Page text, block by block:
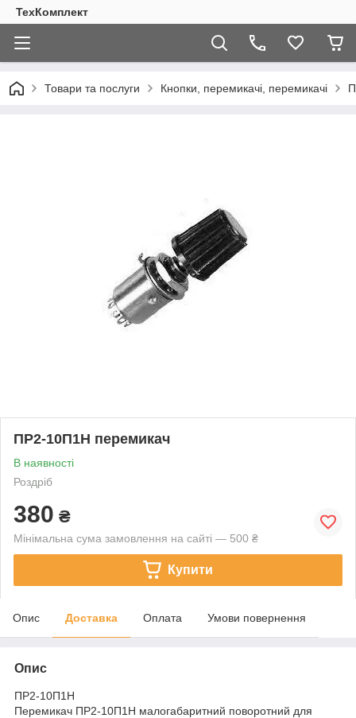
ТехКомплект
Товари та послуги Кнопки, перемикачі, перемикачі
ПР2-10П1Н перемикач
В наявності
Роздріб
380 ₴
Мінімальна сума замовлення на сайті — 500 ₴
Купити
Опис Доставка Оплата Умови повернення
Опис
ПР2-10П1Н
Перемикач ПР2-10П1Н малогабаритний поворотний для